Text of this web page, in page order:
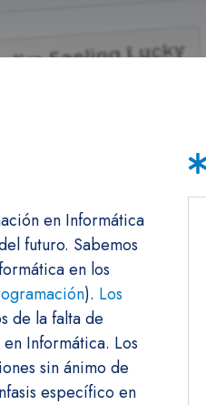
en Informática
futuro. Sabemos
en los
). Los
de la falta de
Informática. Los
sin ánimo de
específico en